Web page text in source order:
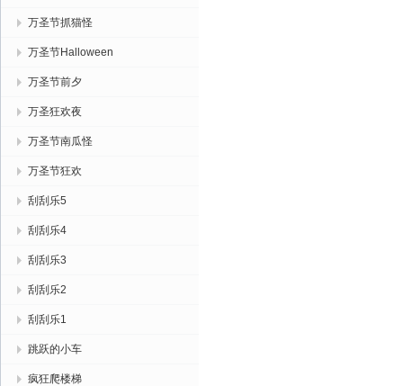
万圣节抓猫怪
万圣节Halloween
万圣节前夕
万圣狂欢夜
万圣节南瓜怪
万圣节狂欢
刮刮乐5
刮刮乐4
刮刮乐3
刮刮乐2
刮刮乐1
跳跃的小车
疯狂爬楼梯